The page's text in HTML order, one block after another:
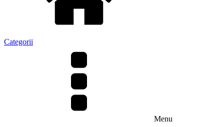
Categorii
Menu